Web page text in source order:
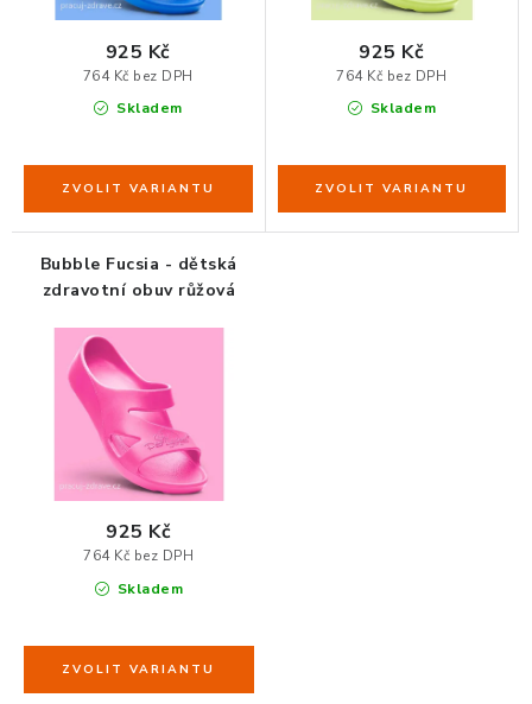
SCHRÁNKY NA KLÍČE A LÉKY
DESIGN A STYL V KANCELÁŘI
ZDRAVÁ KANCELÁŘ
O nákupu Reklamace, výměna a vrácení
Naše realizace, inspirace a návody
Skladem
764 Kč bez DPH
925 Kč
Skladem
764 Kč bez DPH
925 Kč
Bubble Fucsia - dětská
zdravotní obuv růžová
Skladem
764 Kč bez DPH
925 Kč